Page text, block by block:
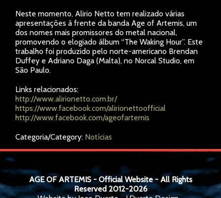
Neste momento, Alirio Netto tem realizado várias
apresentações à frente da banda Age of Artemis, um
dos nomes mais promissores do metal nacional,
promovendo o elogiado álbum “The Waking Hour”. Este
trabalho foi produzido pelo norte-americano Brendan
Duffey e Adriano Daga (Malta), no Norcal Studio, em
São Paulo.
Links relacionados:
http://www.alirionetto.com.br/
https://www.facebook.com/alirionettoofficial
http://www.facebook.com/ageofartemis
Categoria/Category: Notícias
AGE OF ARTEMIS - Official Website - All Rights
Reserved 2012-2026